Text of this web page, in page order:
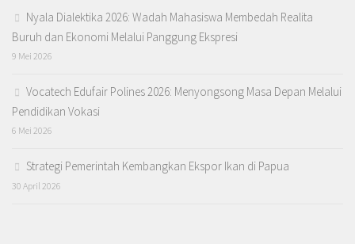
Nyala Dialektika 2026: Wadah Mahasiswa Membedah Realita
Buruh dan Ekonomi Melalui Panggung Ekspresi
9 Mei 2026
Vocatech Edufair Polines 2026: Menyongsong Masa Depan Melalui
Pendidikan Vokasi
6 Mei 2026
Strategi Pemerintah Kembangkan Ekspor Ikan di Papua
30 April 2026